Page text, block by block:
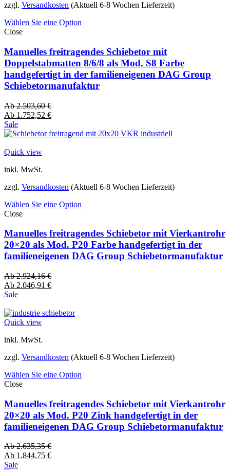
zzgl. Versandkosten (Aktuell 6-8 Wochen Lieferzeit)
Wählen Sie eine Option
Close
Manuelles freitragendes Schiebetor mit
Doppelstabmatten 8/6/8 als Mod. S8 Farbe
handgefertigt in der familieneigenen DAG Group
Schiebetormanufaktur
Ab2.503,60€
Ab 1.752,52 €
Sale
Quick view
inkl. MwSt.
zzgl. Versandkosten (Aktuell 6-8 Wochen Lieferzeit)
Wählen Sie eine Option
Close
Manuelles freitragendes Schiebetor mit Vierkantrohr
20×20 als Mod. P20 Farbe handgefertigt in der
familieneigenen DAG Group Schiebetormanufaktur
Ab2.924,16€
Ab 2.046,91 €
Sale
Quick view
inkl. MwSt.
zzgl. Versandkosten (Aktuell 6-8 Wochen Lieferzeit)
Wählen Sie eine Option
Close
Manuelles freitragendes Schiebetor mit Vierkantrohr
20×20 als Mod. P20 Zink handgefertigt in der
familieneigenen DAG Group Schiebetormanufaktur
Ab2.635,35€
Ab 1.844,75 €
Sale